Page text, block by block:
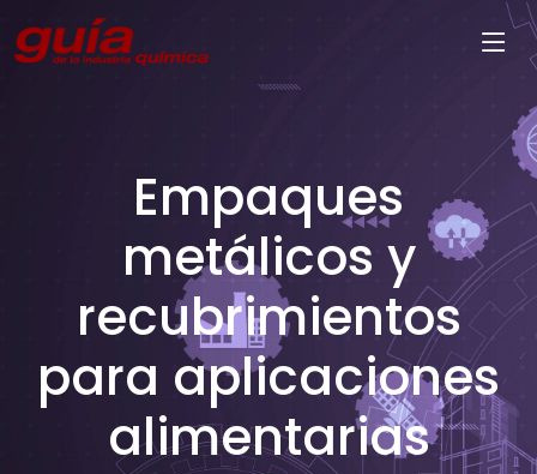
Empaques
metálicos y
recubrimientos
para aplicaciones
alimentarias